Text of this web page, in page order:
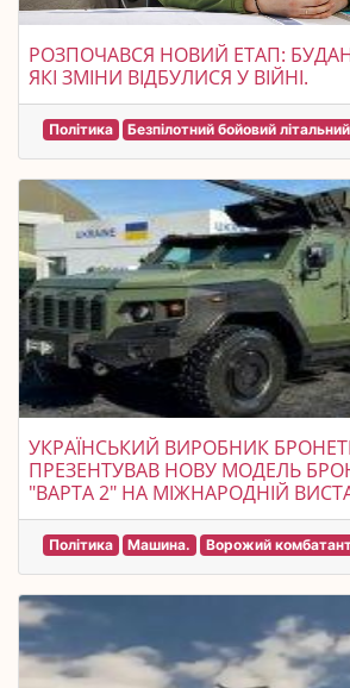
РОЗПОЧАВСЯ НОВИЙ ЕТАП:
ЯКІ ЗМІНИ ВІДБУЛИСЯ У ВІЙНІ.
Політика Безпілотний бойовий
УКРАЇНСЬКИЙ ВИРОБНИК
ПРЕЗЕНТУВАВ НОВУ МОДЕЛЬ
"ВАРТА 2" НА МІЖНАРОДНІЙ
Політика Машина. Ворожий